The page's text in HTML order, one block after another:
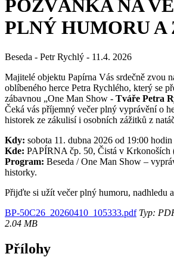
POZVÁNKA NA
PLNÝ HUMORU
Beseda - Petr Rychlý - 11.4. 2026
Majitelé objektu Papírna Vás srdečně zvou
oblíbeného herce Petra Rychlého, který se
zábavnou „One Man Show - Tváře Petra
Čeká vás příjemný večer plný vyprávění o
historek ze zákulisí i osobních zážitků z
Kdy: sobota 11. dubna 2026 od 19:00 hodin
Kde: PAPÍRNA čp. 50, Čistá v Krkonoších
Program: Beseda / One Man Show –
historky.
Přijďte si užít večer plný humoru, nadhledu
BP-50C26_20260410_105333.pdfTyp:
2.04 MB
Přílohy